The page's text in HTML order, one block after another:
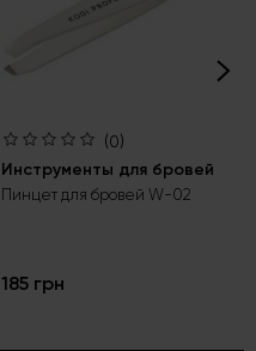
(0)
Инструменты для бровей
Пинцет для бровей W-02
185 грн